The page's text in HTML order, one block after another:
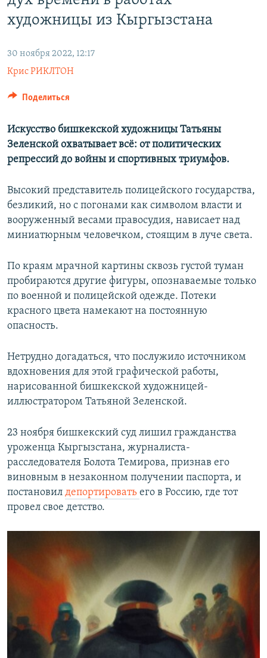
художницы из Кыргызстана
30 ноября 2022, 12:17
Крис РИКЛТОН
Поделиться
Искусство бишкекской художницы Татьяны
Зеленской охватывает всё: от политических
репрессий до войны и спортивных триумфов.
Высокий представитель полицейского государства,
безликий, но с погонами как символом власти и
вооруженный весами правосудия, нависает над
миниатюрным человечком, стоящим в луче света.
По краям мрачной картины сквозь густой туман
пробираются другие фигуры, опознаваемые только
по военной и полицейской одежде. Потеки
красного цвета намекают на постоянную
опасность.
Нетрудно догадаться, что послужило источником
вдохновения для этой графической работы,
нарисованной бишкекской художницей-
иллюстратором Татьяной Зеленской.
23 ноября бишкекский суд лишил гражданства
уроженца Кыргызстана, журналиста-
расследователя Болота Темирова, признав его
виновным в незаконном получении паспорта, и
постановил депортировать его в Россию, где тот
провел свое детство.